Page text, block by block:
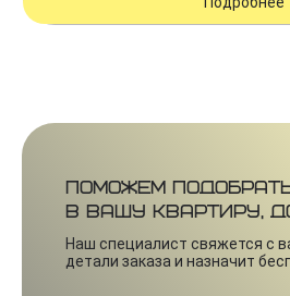
Поможем
в вашу квартиру,
Наш специалист свяжется с
детали заказа и назначит